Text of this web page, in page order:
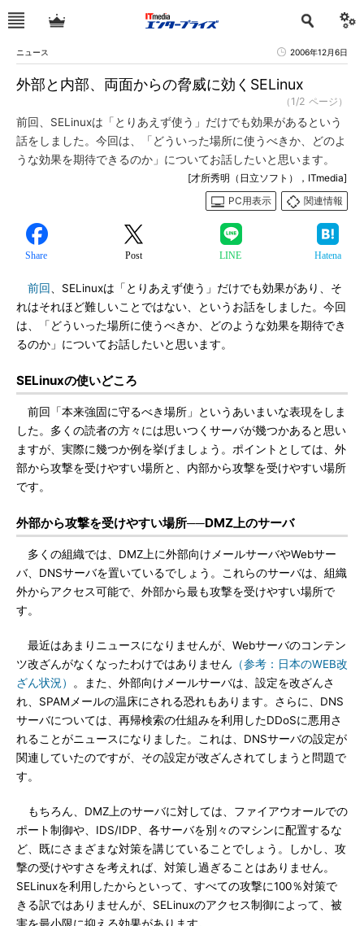
ニュース 2006年12月6日
外部と内部、両面からの脅威に効くSELinux
（1/2 ページ）
前回、SELinuxは「とりあえず使う」だけでも効果があるという
話をしました。今回は、「どういった場所に使うべきか、どのよ
うな効果を期待できるのか」についてお話したいと思います。
[才所秀明（日立ソフト），ITmedia]
PC用表示
関連情報
Share Post LINE Hatena
前回
、SELinuxは「とりあえず使う」だけでも効果があり、そ
れはそれほど難しいことではない、というお話をしました。今回
は、「どういった場所に使うべきか、どのような効果を期待でき
るのか」についてお話したいと思います。
SELinuxの使いどころ
前回「本来強固に守るべき場所」というあいまいな表現をしま
した。多くの読者の方々には思いつくサーバが幾つかあると思い
ますが、実際に幾つか例を挙げましょう。ポイントとしては、外
部から攻撃を受けやすい場所と、内部から攻撃を受けやすい場所
です。
外部から攻撃を受けやすい場所──DMZ上のサーバ
多くの組織では、DMZ上に外部向けメールサーバやWebサー
バ、DNSサーバを置いているでしょう。これらのサーバは、組織
外からアクセス可能で、外部から最も攻撃を受けやすい場所で
す。
最近はあまりニュースになりませんが、Webサーバのコンテン
ツ改ざんがなくなったわけではありません （参考：日本のWEB改
ざん状況）
。また、外部向けメールサーバは、設定を改ざんさ
れ、SPAMメールの温床にされる恐れもあります。さらに、DNS
サーバについては、再帰検索の仕組みを利用したDDoSに悪用さ
れることがニュースになりました。これは、DNSサーバの設定が
関連していたのですが、その設定が改ざんされてしまうと問題で
す。
もちろん、DMZ上のサーバに対しては、ファイアウオールでの
ポート制御や、IDS/IDP、各サーバを別々のマシンに配置するな
ど、既にさまざまな対策を講じていることでしょう。しかし、攻
撃の受けやすさを考えれば、対策し過ぎることはありません。
SELinuxを利用したからといって、すべての攻撃に100％対策で
きる訳ではありませんが、SELinuxのアクセス制御によって、被